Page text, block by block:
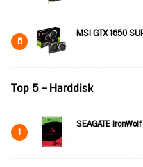
5 MSI GTX 1650
Top 5 - Harddisk
1 SEAGATE